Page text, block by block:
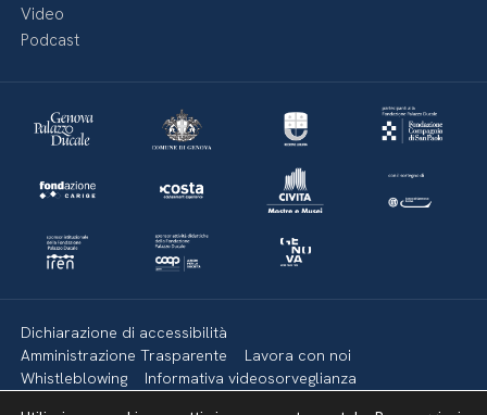
Video
Podcast
Dichiarazione di accessibilità
Amministrazione Trasparente
Lavora con noi
Whistleblowing
Informativa videosorveglianza